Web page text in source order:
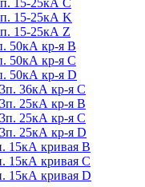
15-25кА K
15-25кА Z
50кА кр-я B
50кА кр-я C
50кА кр-я D
36кА кр-я C
25кА кр-я B
25кА кр-я C
25кА кр-я D
15кА кривая B
15кА кривая C
15кА кривая D